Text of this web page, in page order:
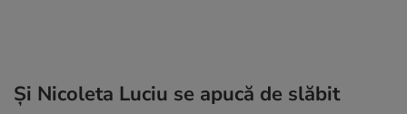
Şi Nicoleta Luciu se apucă de slăbit